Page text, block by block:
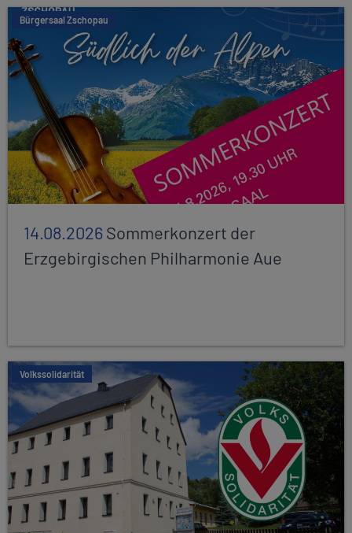
Bürgersaal Zschopau
14.08.2026Sommerkonzert der
Erzgebirgischen Philharmonie Aue
Volkssolidarität